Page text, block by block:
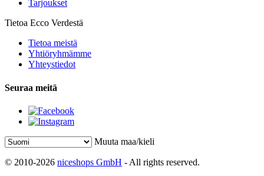
Tarjoukset
Tietoa Ecco Verdestä
Tietoa meistä
Yhtiöryhmämme
Yhteystiedot
Seuraa meitä
Muuta maa/kieli
© 2010-2026 niceshops GmbH - All rights reserved.